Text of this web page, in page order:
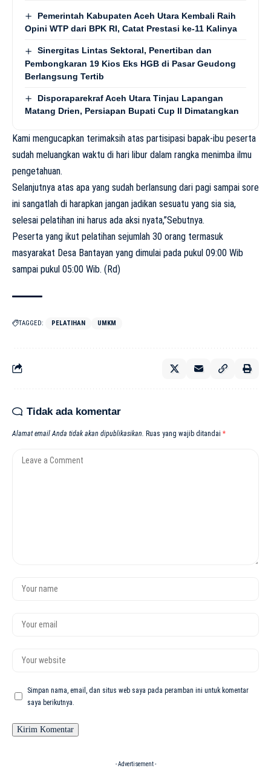
Pemerintah Kabupaten Aceh Utara Kembali Raih
Opini WTP dari BPK RI, Catat Prestasi ke-11 Kalinya
Sinergitas Lintas Sektoral, Penertiban dan
Pembongkaran 19 Kios Eks HGB di Pasar Geudong
Berlangsung Tertib
Disporaparekraf Aceh Utara Tinjau Lapangan
Matang Drien, Persiapan Bupati Cup II Dimatangkan
Kami mengucapkan terimaksih atas partisipasi bapak-ibu peserta
sudah meluangkan waktu di hari libur dalam rangka menimba ilmu
pengetahuan.
Selanjutnya atas apa yang sudah berlansung dari pagi sampai sore
ini sangatlah di harapkan jangan jadikan sesuatu yang sia sia,
selesai pelatihan ini harus ada aksi nyata,”Sebutnya.
Peserta yang ikut pelatihan sejumlah 30 orang termasuk
masyarakat Desa Bantayan yang dimulai pada pukul 09:00 Wib
sampai pukul 05:00 Wib. (Rd)
TAGGED: PELATIHAN UMKM
Tidak ada komentar
Alamat email Anda tidak akan dipublikasikan. Ruas yang wajib ditandai *
Simpan nama, email, dan situs web saya pada peramban ini untuk komentar
saya berikutnya.
- Advertisement -